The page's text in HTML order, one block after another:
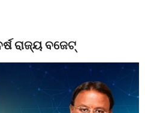
ରାଜ୍ୟ ବଜେଟ୍